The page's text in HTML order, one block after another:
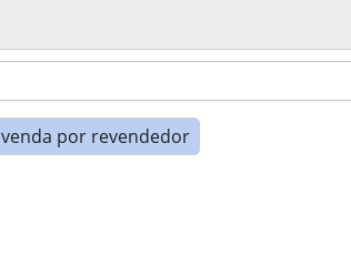
venda por revendedor